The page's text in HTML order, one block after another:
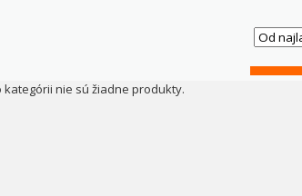
kategórii nie sú žiadne produkty.